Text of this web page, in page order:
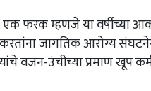
फरक म्हणजे या वर्षीच्या
करतांना जागतिक आरोग्य
वजन-उंचीच्या प्रमाण खूप